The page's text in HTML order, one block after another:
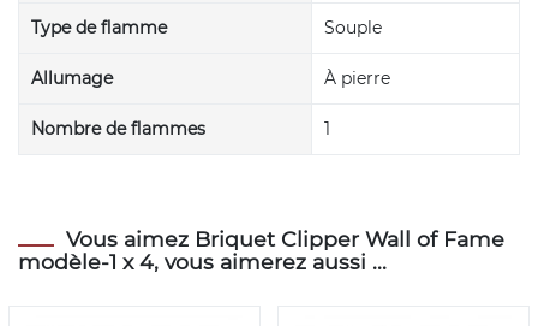
Type de flamme Souple
Allumage À pierre
Nombre de flammes 1
Vous aimez Briquet Clipper Wall of Fame
modèle-1 x 4, vous aimerez aussi ...